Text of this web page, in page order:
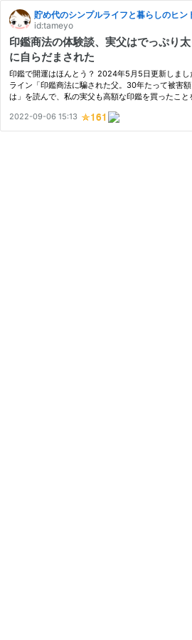
貯め代のシンプルライフと暮らしのヒン
id:tameyo
印鑑商法の体験談、実父はでっぷり
に自らだまされた
印鑑で開運はほんとう？ 2024年5月5日更新しまし
ライン「印鑑商法に騙された父。30年たって被害
は」を読んで、私の実父も高額な印鑑を買ったこと
り、鑑定してもらい、高額な印鑑を購入したのです
局、ム…
2022-09-06 15:13